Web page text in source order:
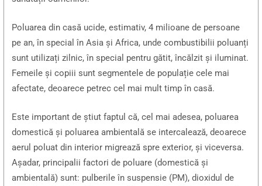
Poluarea din casă ucide, estimativ, 4 milioane de persoane
pe an, în special în Asia și Africa, unde combustibilii poluanți
sunt utilizați zilnic, în special pentru gătit, încălzit și iluminat.
Femeile și copiii sunt segmentele de populație cele mai
afectate, deoarece petrec cel mai mult timp în casă.
Este important de știut faptul că, cel mai adesea, poluarea
domestică și poluarea ambientală se intercalează, deoarece
aerul poluat din interior migrează spre exterior, și viceversa.
Așadar, principalii factori de poluare (domestică și
ambientală) sunt: pulberile în suspensie (PM), dioxidul de